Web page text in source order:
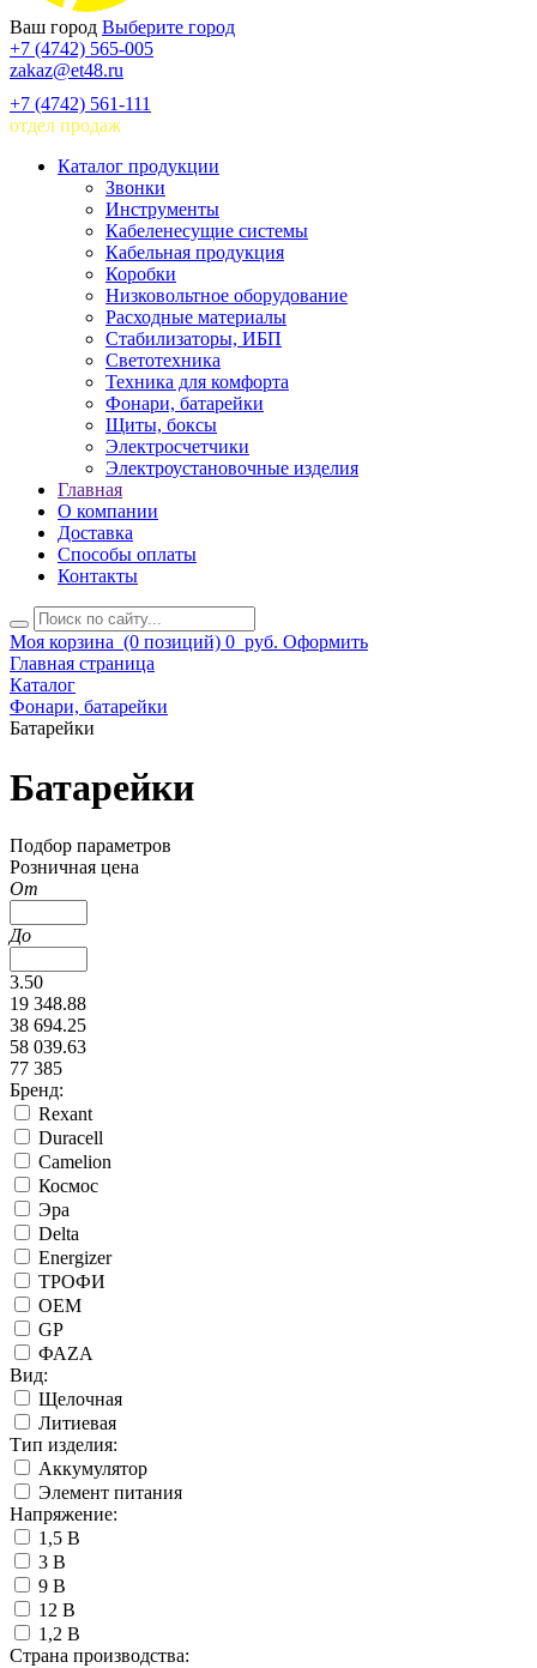
Ваш город Выберите город
+7 (4742) 565-005
zakaz@et48.ru
+7 (4742) 561-111
отдел продаж
Каталог продукции
Звонки
Инструменты
Кабеленесущие системы
Кабельная продукция
Коробки
Низковольтное оборудование
Расходные материалы
Стабилизаторы, ИБП
Светотехника
Техника для комфорта
Фонари, батарейки
Щиты, боксы
Электросчетчики
Электроустановочные изделия
Главная
О компании
Доставка
Способы оплаты
Контакты
Моя корзина (0 позиций) 0 руб. Оформить
Главная страница
Каталог
Фонари, батарейки
Батарейки
Батарейки
Подбор параметров
Розничная цена
От
До
3.50
19 348.88
38 694.25
58 039.63
77 385
Бренд:
Rexant
Duracell
Camelion
Космос
Эра
Delta
Energizer
ТРОФИ
ОЕМ
GP
ФАZА
Вид:
Щелочная
Литиевая
Тип изделия:
Аккумулятор
Элемент питания
Напряжение:
1,5 В
3 В
9 В
12 В
1,2 В
Страна производства: